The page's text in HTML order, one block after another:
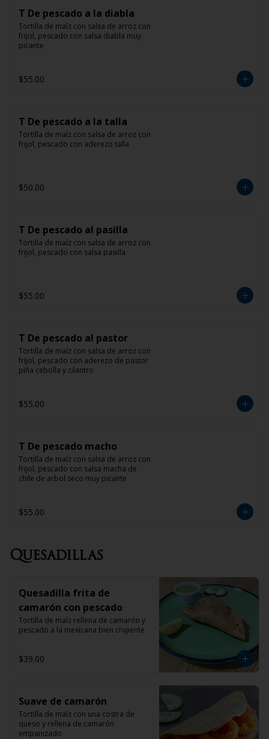
T De pescado a la diabla
Tortilla de maíz con salsa de arroz con
frijol, pescado con salsa diabla muy
picante
$55.00
T De pescado a la talla
Tortilla de maíz con salsa de arroz con
frijol, pescado con aderezo talla
$50.00
T De pescado al pasilla
Tortilla de maíz con salsa de arroz con
frijol, pescado con salsa pasilla
$55.00
T De pescado al pastor
Tortilla de maíz con salsa de arroz con
frijol, pescado con aderezo de pastor
piña cebolla y cilantro
$55.00
T De pescado macho
Tortilla de maíz con salsa de arroz con
frijol, pescado con salsa macha de
chile de arbol seco muy picante
$55.00
Quesadillas
Quesadilla frita de
camarón con pescado
Tortilla de maíz rellena de camarón y
pescado a la mexicana bien crujiente
$39.00
Suave de camarón
Tortilla de maíz con una costra de
queso y rellena de camarón
empanizado